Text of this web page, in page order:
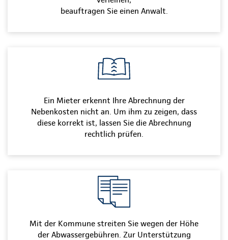
beauftragen Sie einen Anwalt.
Ein Mieter erkennt Ihre Abrechnung der
Nebenkosten nicht an. Um ihm zu zeigen, dass
diese korrekt ist, lassen Sie die Abrechnung
rechtlich prüfen.
Mit der Kommune streiten Sie wegen der Höhe
der Abwassergebühren. Zur Unterstützung